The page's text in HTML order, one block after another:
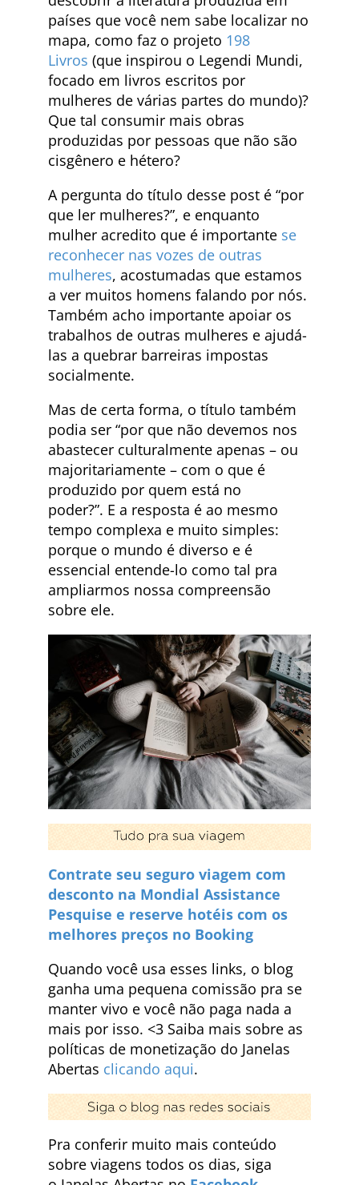
países que você nem sabe localizar no
mapa, como faz o projeto 198
Livros (que inspirou o Legendi Mundi,
focado em livros escritos por
mulheres de várias partes do mundo)?
Que tal consumir mais obras
produzidas por pessoas que não são
cisgênero e hétero?
A pergunta do título desse post é “por
que ler mulheres?”, e enquanto
mulher acredito que é importante se
reconhecer nas vozes de outras
mulheres, acostumadas que estamos
a ver muitos homens falando por nós.
Também acho importante apoiar os
trabalhos de outras mulheres e ajudá-
las a quebrar barreiras impostas
socialmente.
Mas de certa forma, o título também
podia ser “por que não devemos nos
abastecer culturalmente apenas – ou
majoritariamente – com o que é
produzido por quem está no
poder?”. E a resposta é ao mesmo
tempo complexa e muito simples:
porque o mundo é diverso e é
essencial entende-lo como tal pra
ampliarmos nossa compreensão
sobre ele.
Contrate seu seguro viagem com
desconto na Mondial Assistance
Pesquise e reserve hotéis com os
melhores preços no Booking
Quando você usa esses links, o blog
ganha uma pequena comissão pra se
manter vivo e você não paga nada a
mais por isso. <3 Saiba mais sobre as
políticas de monetização do Janelas
Abertas clicando aqui.
Pra conferir muito mais conteúdo
sobre viagens todos os dias, siga